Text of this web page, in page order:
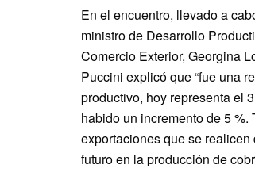
En el encuentro, llevado a
ministro de Desarrollo
Comercio Exterior, Georgina
Puccini explicó que “fue una
productivo, hoy representa el
habido un incremento de 5
exportaciones que se
futuro en la producción de